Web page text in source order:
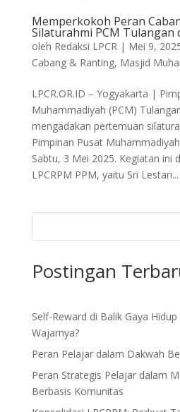
Memperkokoh Peran
Silaturahmi PCM Tulangan
oleh Redaksi LPCR | Mei 9,
Cabang & Ranting, Masjid
LPCR.OR.ID – Yogyakarta |
Muhammadiyah (PCM)
mengadakan pertemuan
Pimpinan Pusat
Sabtu, 3 Mei 2025. Kegiatan ini
LPCRPM PPM, yaitu Sri Lestari...
Postingan
Self-Reward di Balik Gaya
Wajarnya?
Peran Pelajar dalam Dakwah
Peran Strategis Pelajar dalam
Berbasis Komunitas